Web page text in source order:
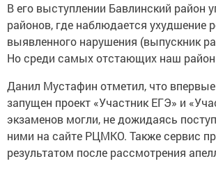
В его выступлении Бавлинский
районов, где наблюдается ухудшение
выявленного нарушения (выпускник
Но среди самых отстающих наш
Данил Мустафин отметил, что
запущен проект «Участник ЕГЭ» и
экзаменов могли, не дожидаясь
ними на сайте РЦМКО. Также сервис
результатом после рассмотрения